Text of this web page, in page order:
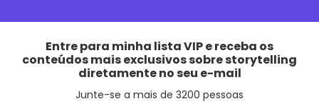
Entre para minha lista VIP e receba os
conteúdos mais exclusivos sobre storytelling
diretamente no seu e-mail
Junte-se a mais de 3200 pessoas